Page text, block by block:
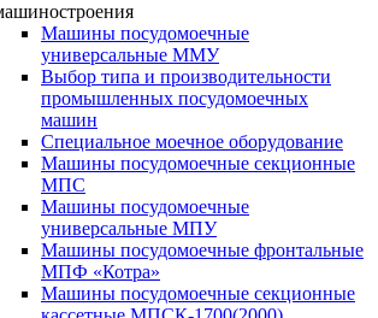
Машины посудомоечные
универсальные ММУ
Выбор типа и производительности
промышленных посудомоечных
машин
Специальное моечное оборудование
Машины посудомоечные секционные
МПС
Машины посудомоечные
универсальные МПУ
Машины посудомоечные фронтальные
МПФ «Котра»
Машины посудомоечные секционные